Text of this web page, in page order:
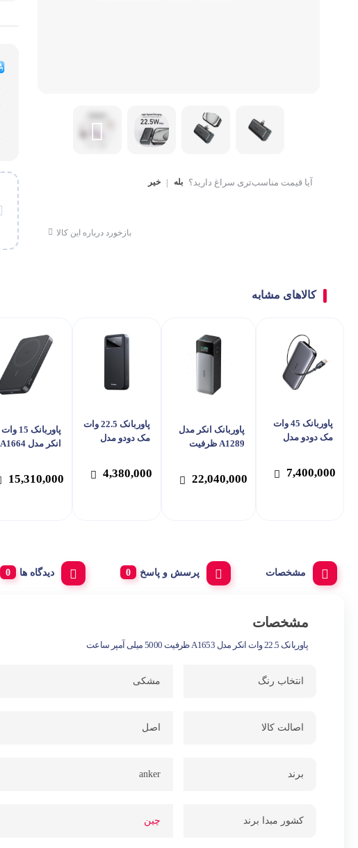
آیا قیمت مناسب‌تری سراغ دارید؟ بله | خیر
بازخورد درباره این کالا
کالاهای مشابه
پاوربانک 45 وات
مک دودو مدل
ساعت
7,400,000
پاوربانک انکر مدل
A1289 ظرفیت
22,040,000
پاوربانک 22.5 وات
مک دودو مدل
ساعت
4,380,000
پاوربانک 15 وات
انکر مدل A1664
15,310,000
مشخصات پرسش و پاسخ دیدگاه ها
مشخصات
پاوربانک 22.5 وات انکر مدل A1653 ظرفیت 5000 میلی آمپر ساعت
انتخاب رنگ مشکی
اصالت کالا اصل
برند anker
کشور مبدا برند چین